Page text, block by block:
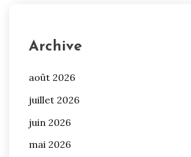
Archive
août 2026
juillet 2026
juin 2026
mai 2026